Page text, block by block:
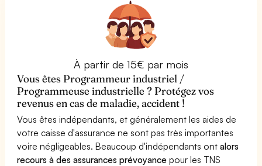
À partir de 15€ par mois
Vous êtes Programmeur industriel /
Programmeuse industrielle ? Protégez vos
revenus en cas de maladie, accident !
Vous êtes indépendants, et généralement les aides de
votre caisse d'assurance ne sont pas très importantes
voire négligeables. Beaucoup d'indépendants ontalors
recours à des assurances prévoyance pour les TNS